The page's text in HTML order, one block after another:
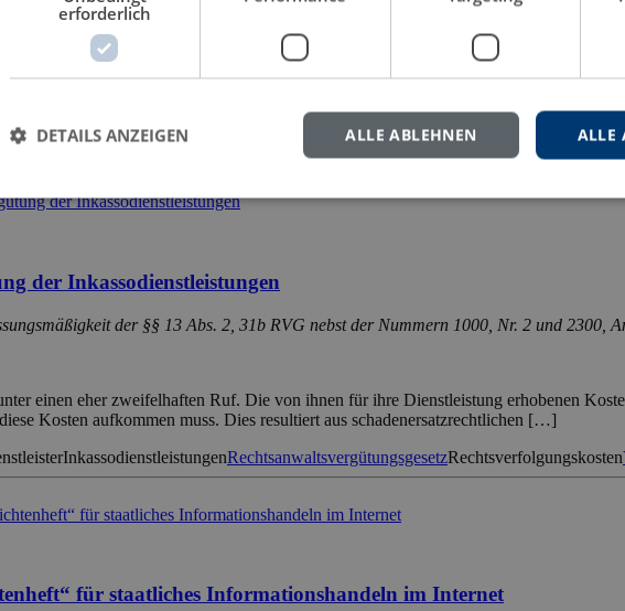
Werbung für den ärztlichen Berufsstand in Deutschland aus
und Werbebeschränkungen für Ärzte befasst sich primär mit der Frage, was
Befassung mit dem Thema „Werbeverbote für Ärzte“ seit Mitte der
VerfassungsrechtWerbebeschränkungWerbeverbot
der Inkassodienstleistungen
der §§ 13 Abs. 2, 31b RVG nebst der Nummern 1000, Nr. 2 und 2300,
einen eher zweifelhaften Ruf. Die von ihnen für ihre Dienstleistung erhobenen
Kosten aufkommen muss. Dies resultiert aus schadenersatzrechtlichen […]
InkassodienstleistungenRechtsanwaltsvergütungsgesetzRechtsverfolgungskosten
für staatliches Informationshandeln im Internet
erforderlich
ALLE
ALLE ABLEHNEN
DETAILS ANZEIGEN